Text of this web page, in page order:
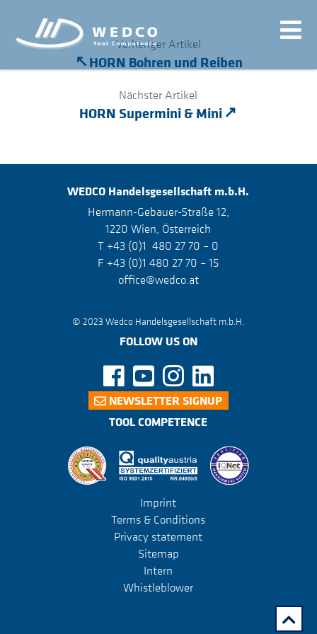
Vorheriger Artikel
HORN Bohren und Reiben
Nächster Artikel
HORN Supermini & Mini
WEDCO Handelsgesellschaft m.b.H.
Hermann-Gebauer-Straße 12,
1220 Wien, Österreich
T +43 (0)1 480 27 70 – 0
F +43 (0)1 480 27 70 – 15
office@wedco.at
© 2023 Wedco Handelsgesellschaft m.b.H.
FOLLOW US ON
NEWSLETTER SIGNUP
TOOL COMPETENCE
Imprint
Terms & Conditions
Privacy statement
Sitemap
Intern
Whistleblower